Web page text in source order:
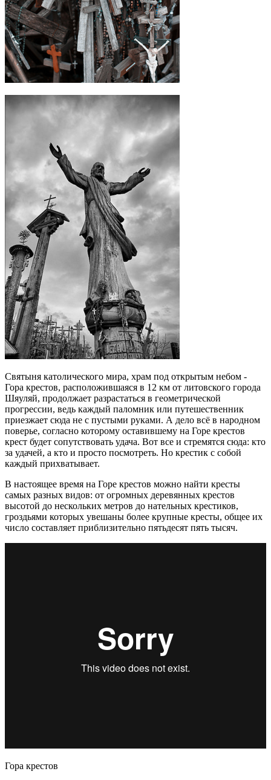
Святыня католического мира, храм под открытым небом -
Гора крестов, расположившаяся в 12 км от литовского города
Шяуляй, продолжает разрастаться в геометрической
прогрессии, ведь каждый паломник или путешественник
приезжает сюда не с пустыми руками. А дело всё в народном
поверье, согласно которому оставившему на Горе крестов
крест будет сопутствовать удача. Вот все и стремятся сюда: кто
за удачей, а кто и просто посмотреть. Но крестик с собой
каждый прихватывает.
В настоящее время на Горе крестов можно найти кресты
самых разных видов: от огромных деревянных крестов
высотой до нескольких метров до нательных крестиков,
гроздьями которых увешаны более крупные кресты, общее их
число составляет приблизительно пятьдесят пять тысяч.
Гора крестов